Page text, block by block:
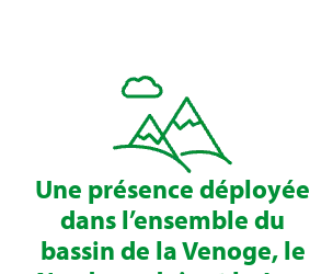
Une présence déployée
dans l’ensemble du
bassin de la Venoge, le